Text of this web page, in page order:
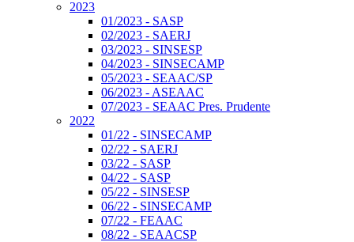
2023
01/2023 - SASP
02/2023 - SAERJ
03/2023 - SINSESP
04/2023 - SINSECAMP
05/2023 - SEAAC/SP
06/2023 - ASEAAC
07/2023 - SEAAC Pres. Prudente
2022
01/22 - SINSECAMP
02/22 - SAERJ
03/22 - SASP
04/22 - SASP
05/22 - SINSESP
06/22 - SINSECAMP
07/22 - FEAAC
08/22 - SEAACSP